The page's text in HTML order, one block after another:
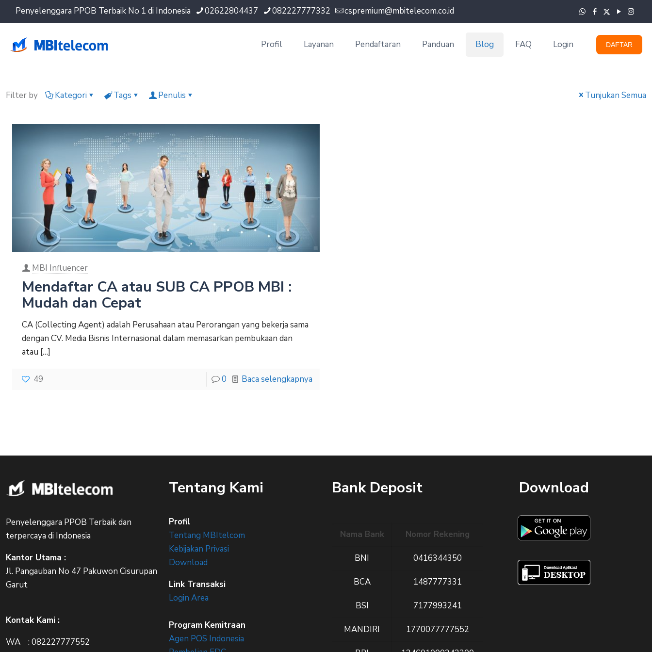
Penyelenggara PPOB Terbaik No 1 di Indonesia 02622804437 082227777332 cspremium@mbitelecom.co.id
Profil Layanan Pendaftaran Panduan Blog FAQ Login DAFTAR
Filter by Kategori Tags Penulis Tunjukan Semua
MBI Influencer
Mendaftar CA atau SUB CA PPOB MBI :
Mudah dan Cepat
CA (Collecting Agent) adalah Perusahaan atau Perorangan yang bekerja sama
dengan CV. Media Bisnis Internasional dalam memasarkan pembukaan dan
atau […]
49 0 Baca selengkapnya
Penyelenggara PPOB Terbaik dan
terpercaya di Indonesia
Kantor Utama :
Jl. Pangauban No 47 Pakuwon Cisurupan
Garut
Kontak Kami :
WA : 082227777552
Tentang Kami
Profil
Tentang MBItelcom
Kebijakan Privasi
Download
Link Transaksi
Login Area
Program Kemitraan
Agen POS Indonesia
Bank Deposit
Nama Bank Nomor Rekening
BNI 0416344350
BCA 1487777331
BSI 7177993241
MANDIRI 1770077777552
Download